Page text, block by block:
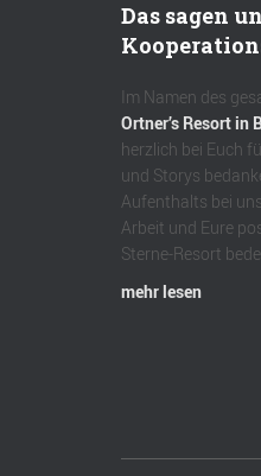
Das sagen
Im Namen des
Ortner’s Resort in
herzlich bei Euch
und Storys
Aufenthalts bei
Arbeit und Eure
Sterne-Resort
mehr lesen